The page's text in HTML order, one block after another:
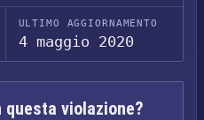
ULTIMO AGGIORNAMENTO
4 maggio 2020
violazione?